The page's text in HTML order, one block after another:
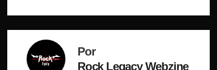
Por
Rock Legacy Webzine